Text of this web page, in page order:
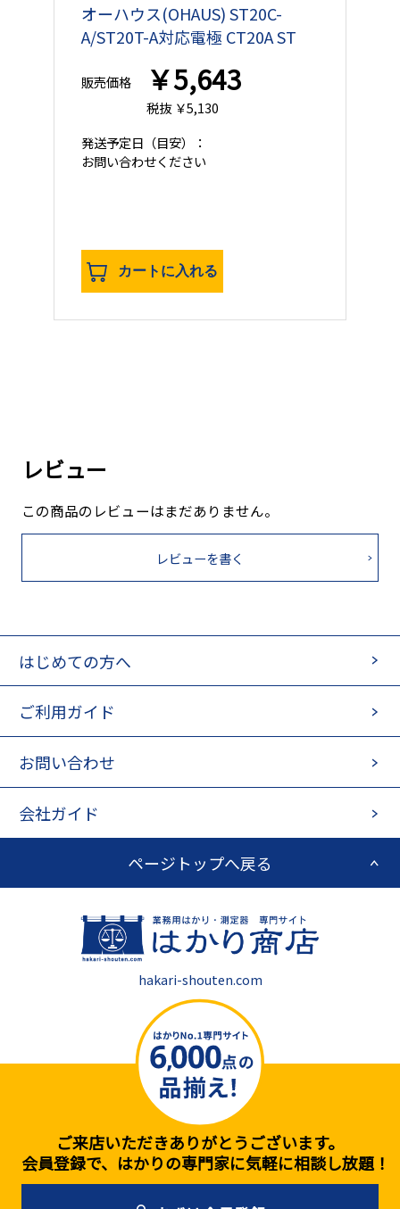
オーハウス(OHAUS) ST20C-
A/ST20T-A対応電極 CT20A ST
販売価格 ￥5,643
税抜 ￥5,130
発送予定日 （目安）：
お問い合わせください
カートに入れる
レビュー
この商品のレビューはまだありません。
レビューを書く
ご来店いただきありがとうございます。
会員登録で、はかりの専門家に気軽に相談し放題！
はじめての方へ
ご利用ガイド
お問い合わせ
会社ガイド
ページトップへ戻る
hakari-shouten.com